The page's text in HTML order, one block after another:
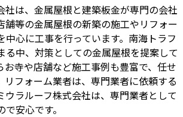
社は、金属屋根と建築板金が専門の会社
舗等の金属屋根の新築の施工やリフォー
中心に工事を行っています。南海トラフ
る中、対策としての金属屋根を提案して
お寺や店舗など施工事例も豊富で、任せ
リフォーム業者は、専門業者に依頼する
ウラルーフ株式会社は、専門業者として
安心です。